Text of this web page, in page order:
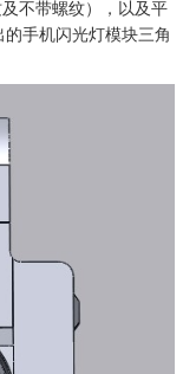
不带螺纹），以及平
手机闪光灯模块三角